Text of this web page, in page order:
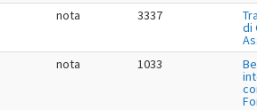
nota 3337
di
nota 1033